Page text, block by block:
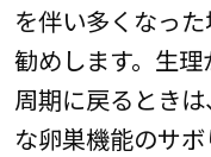
を伴い多くなっ
勧めします。生
周期に戻るとき
な卵巣機能のサボ